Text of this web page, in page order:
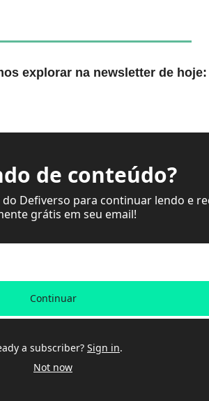
explorar na newsletter de hoje:
de conteúdo?
Defiverso para continuar lendo e
grátis em seu email!
Continuar
a subscriber? Sign in.
Not now